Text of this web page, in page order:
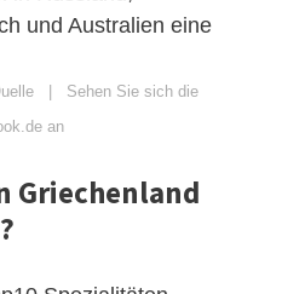
und Australien eine
| Sehen Sie sich die
an
Griechenland